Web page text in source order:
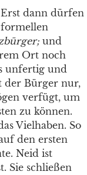
dann dürfen
und
Ort noch
unfertig und
der Bürger nur,
verfügt, um
zu können.
Vielhaben. So
den ersten
Neid ist
Sie schließen